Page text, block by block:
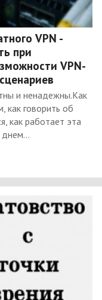
VPN -
при
VPN-
и ненадежны.Как
как говорить об
как работает эта